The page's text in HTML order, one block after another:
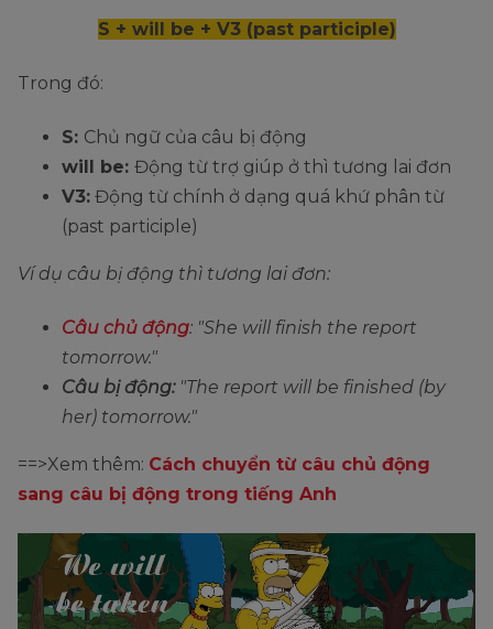
S + will be + V3 (past participle)
Trong đó:
S: Chủ ngữ của câu bị động
will be: Động từ trợ giúp ở thì tương lai đơn
V3: Động từ chính ở dạng quá khứ phân từ
(past participle)
Ví dụ câu bị động thì tương lai đơn:
Câu chủ động: "She will finish the report
tomorrow."
Câu bị động: "The report will be finished (by
her) tomorrow."
==>Xem thêm: Cách chuyển từ câu chủ động
sang câu bị động trong tiếng Anh